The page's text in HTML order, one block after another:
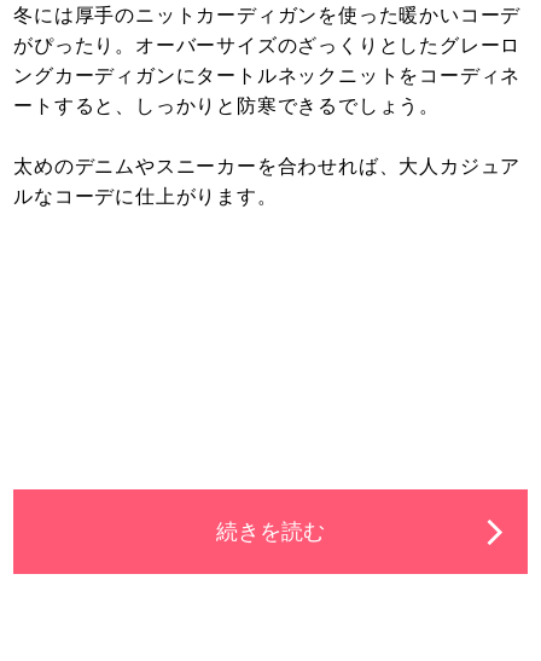
冬には厚手のニットカーディガンを使った暖かいコーデ
がぴったり。オーバーサイズのざっくりとしたグレーロ
ングカーディガンにタートルネックニットをコーディネ
ートすると、しっかりと防寒できるでしょう。
太めのデニムやスニーカーを合わせれば、大人カジュア
ルなコーデに仕上がります。
続きを読む